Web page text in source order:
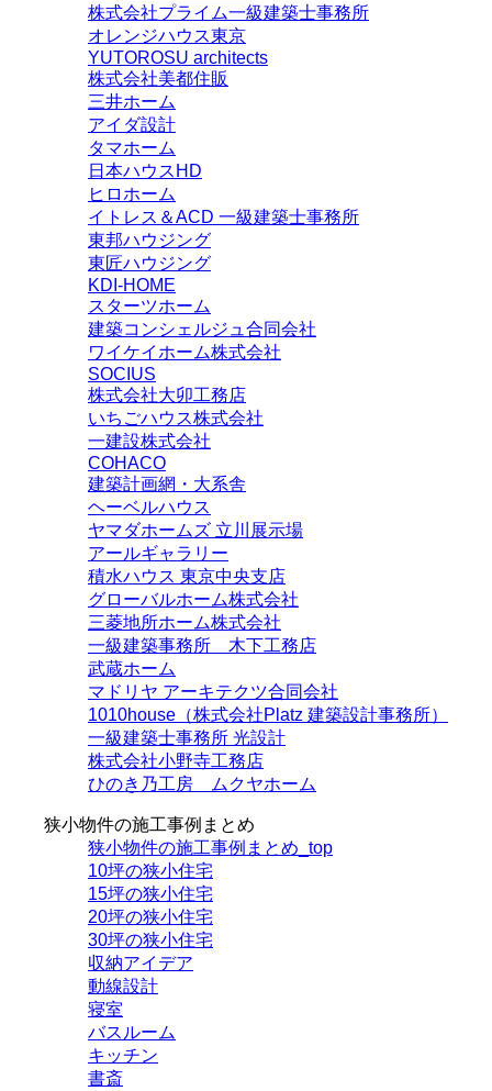
株式会社プライム一級建築士事務所
オレンジハウス東京
YUTOROSU architects
株式会社美都住販
三井ホーム
アイダ設計
タマホーム
日本ハウスHD
ヒロホーム
イトレス＆ACD 一級建築士事務所
東邦ハウジング
東匠ハウジング
KDI-HOME
スターツホーム
建築コンシェルジュ合同会社
ワイケイホーム株式会社
SOCIUS
株式会社大卯工務店
いちごハウス株式会社
一建設株式会社
COHACO
建築計画網・大系舎
ヘーベルハウス
ヤマダホームズ 立川展示場
アールギャラリー
積水ハウス 東京中央支店
グローバルホーム株式会社
三菱地所ホーム株式会社
一級建築事務所 木下工務店
武蔵ホーム
マドリヤ アーキテクツ合同会社
1010house（株式会社Platz 建築設計事務所）
一級建築士事務所 光設計
株式会社小野寺工務店
ひのき乃工房 ムクヤホーム
狭小物件の施工事例まとめ
狭小物件の施工事例まとめ_top
10坪の狭小住宅
15坪の狭小住宅
20坪の狭小住宅
30坪の狭小住宅
収納アイデア
動線設計
寝室
バスルーム
キッチン
書斎